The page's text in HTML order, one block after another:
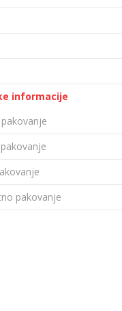
informacije
pakovanje